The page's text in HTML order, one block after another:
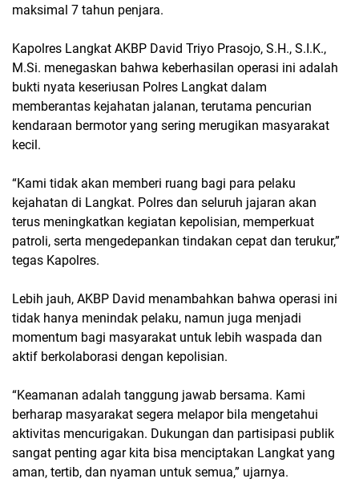
maksimal 7 tahun penjara.
Kapolres Langkat AKBP David Triyo Prasojo, S.H., S.I.K.,
M.Si. menegaskan bahwa keberhasilan operasi ini adalah
bukti nyata keseriusan Polres Langkat dalam
memberantas kejahatan jalanan, terutama pencurian
kendaraan bermotor yang sering merugikan masyarakat
kecil.
“Kami tidak akan memberi ruang bagi para pelaku
kejahatan di Langkat. Polres dan seluruh jajaran akan
terus meningkatkan kegiatan kepolisian, memperkuat
patroli, serta mengedepankan tindakan cepat dan terukur,”
tegas Kapolres.
Lebih jauh, AKBP David menambahkan bahwa operasi ini
tidak hanya menindak pelaku, namun juga menjadi
momentum bagi masyarakat untuk lebih waspada dan
aktif berkolaborasi dengan kepolisian.
“Keamanan adalah tanggung jawab bersama. Kami
berharap masyarakat segera melapor bila mengetahui
aktivitas mencurigakan. Dukungan dan partisipasi publik
sangat penting agar kita bisa menciptakan Langkat yang
aman, tertib, dan nyaman untuk semua,” ujarnya.